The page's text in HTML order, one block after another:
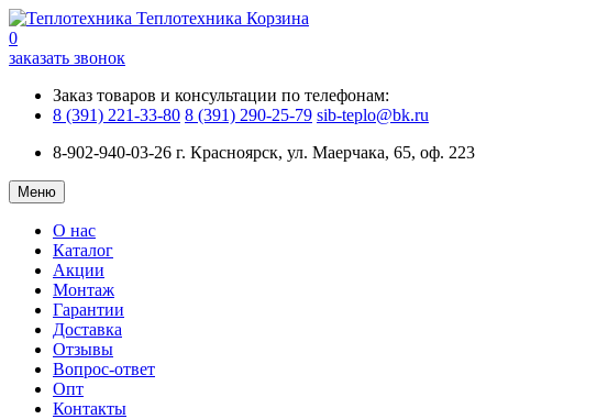
Теплотехника Корзина
0
заказать звонок
Заказ товаров и консультации по телефонам:
8 (391) 221-33-80 8 (391) 290-25-79 sib-teplo@bk.ru
8-902-940-03-26 г. Красноярск, ул. Маерчака, 65, оф. 223
Меню
О нас
Каталог
Акции
Монтаж
Гарантии
Доставка
Отзывы
Вопрос-ответ
Опт
Контакты